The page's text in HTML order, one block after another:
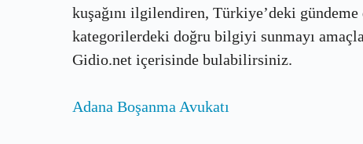
kuşağını ilgilendiren, Türkiye’deki gündeme
kategorilerdeki doğru bilgiyi sunmayı
Gidio.net içerisinde bulabilirsiniz.
Adana Boşanma Avukatı